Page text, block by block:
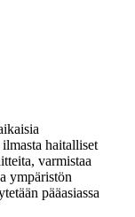
haitalliset
varmistaa
ympäristön
pääasiassa